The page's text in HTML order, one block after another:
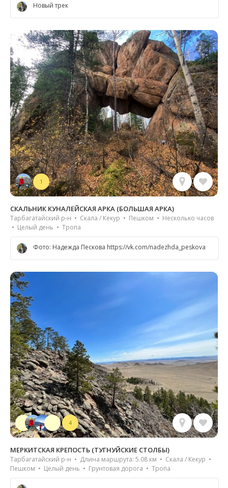
Новый трек
1
СКАЛЬНИК КУНАЛЕЙСКАЯ АРКА (БОЛЬШАЯ АРКА)
Тарбагатайский р-н • Скала / Кекур • Пешком • Несколько часов
• Целый день • Тропа
Фото: Надежда Пескова https://vk.com/nadezhda_peskova
4
МЕРКИТСКАЯ КРЕПОСТЬ (ТУГНУЙСКИЕ СТОЛБЫ)
Тарбагатайский р-н • Длина маршрута: 5.08 км • Скала / Кекур •
Пешком • Целый день • Грунтовая дорога • Тропа